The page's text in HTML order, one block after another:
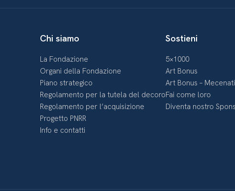
Chi siamo
La Fondazione
Organi della Fondazione
Piano strategico
Regolamento per la tutela del decoro
Regolamento per l’acquisizione
Progetto PNRR
Info e contatti
Sostieni
5×1000
Art Bonus
Art Bonus – Mecenati
Fai come loro
Diventa nostro